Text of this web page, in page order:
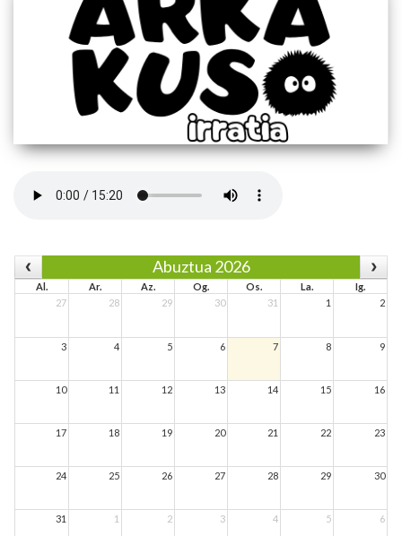
Abuztua 2026
Al. Ar. Az. Og. Os. La.
Ig.
27
28 29 30 31 1 2
3 4 5 6 7 8 9
10 11 12 13 14 15 16
17 18 19 20 21 22 23
24 25 26 27 28 29 30
31 1 2 3 4 5 6